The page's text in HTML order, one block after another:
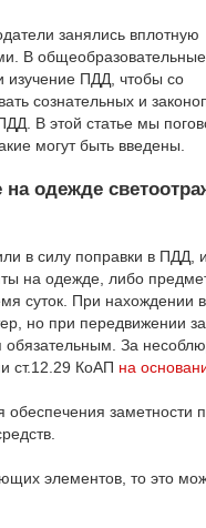
занялись вплотную
В общеобразовательные
изучение ПДД, чтобы со
сознательных и
В этой статье мы
могут быть введены.
на одежде
в силу поправки в ПДД,
на одежде, либо
суток. При нахождении
но при передвижении
обязательным. За
ст.12.29 КоАП на
заметности
элементов, то это